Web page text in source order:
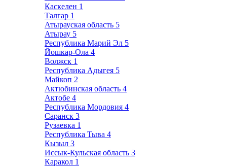
Каскелен 1
Талгар 1
Атырауская область 5
Атырау 5
Республика Марий Эл 5
Йошкар-Ола 4
Волжск 1
Республика Адыгея 5
Майкоп 2
Актюбинская область 4
Актобе 4
Республика Мордовия 4
Саранск 3
Рузаевка 1
Республика Тыва 4
Кызыл 3
Иссык-Кульская область 3
Каракол 1